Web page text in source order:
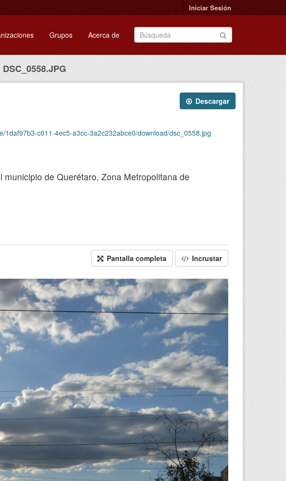
Iniciar Sesión
Grupos Acerca de
DSC_0558.JPG
Descargar
c011-4ec5-a3cc-3a2c232abce0/download/dsc_0558.jpg
de Querétaro, Zona Metropolitana de
Pantalla completa Incrustar